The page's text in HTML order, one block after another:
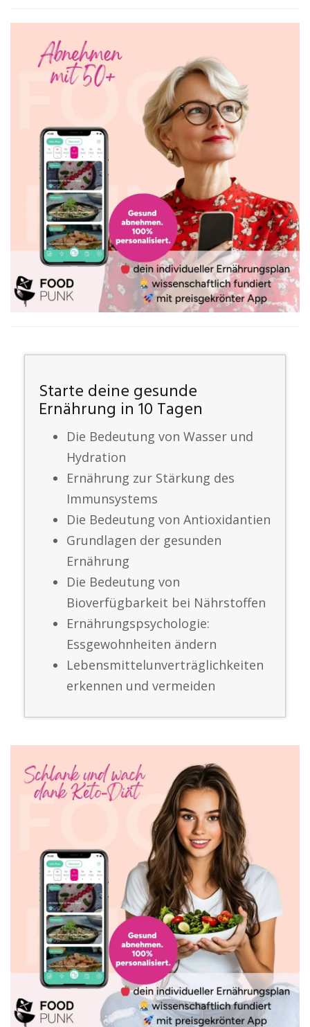
Starte deine gesunde
Ernährung in 10 Tagen
Die Bedeutung von Wasser und
Hydration
Ernährung zur Stärkung des
Immunsystems
Die Bedeutung von Antioxidantien
Grundlagen der gesunden
Ernährung
Die Bedeutung von
Bioverfügbarkeit bei Nährstoffen
Ernährungspsychologie:
Essgewohnheiten ändern
Lebensmittelunverträglichkeiten
erkennen und vermeiden